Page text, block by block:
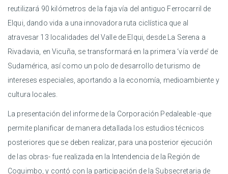
reutilizará 90 kilómetros de la faja vía del antiguo Ferrocarril de
Elqui, dando vida a una innovadora ruta ciclística que al
atravesar 13 localidades del Valle de Elqui, desde La Serena a
Rivadavia, en Vicuña, se transformará en la primera ‘vía verde’ de
Sudamérica, así como un polo de desarrollo de turismo de
intereses especiales, aportando a la economía, medioambiente y
cultura locales.
La presentación del informe de la Corporación Pedaleable -que
permite planificar de manera detallada los estudios técnicos
posteriores que se deben realizar, para una posterior ejecución
de las obras- fue realizada en la Intendencia de la Región de
Coquimbo, y contó con la participación de la Subsecretaria de